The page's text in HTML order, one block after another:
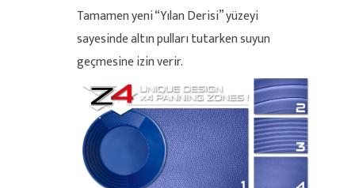
Tamamen yeni “Yılan Derisi” yüzeyi
sayesinde altın pulları tutarken suyun
geçmesine izin verir.